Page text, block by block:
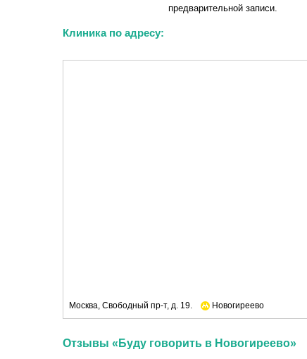
предварительной записи.
Клиника по адресу:
Москва, Свободный пр-т, д. 19. Новогиреево
Отзывы «Буду говорить в Новогиреево»